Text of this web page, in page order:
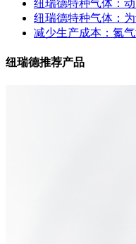
纽瑞德特种气体：
纽瑞德特种气体：
减少生产成本：氮
纽瑞德推荐产品